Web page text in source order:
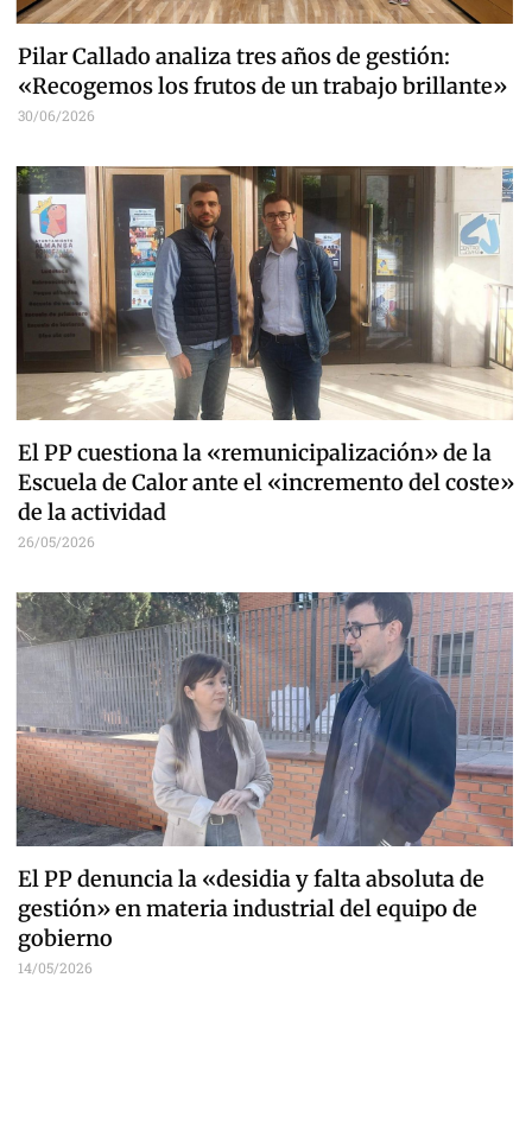
Pilar Callado analiza tres años de gestión:
«Recogemos los frutos de un trabajo brillante»
30/06/2026
El PP cuestiona la «remunicipalización» de la
Escuela de Calor ante el «incremento del coste»
de la actividad
26/05/2026
El PP denuncia la «desidia y falta absoluta de
gestión» en materia industrial del equipo de
gobierno
14/05/2026